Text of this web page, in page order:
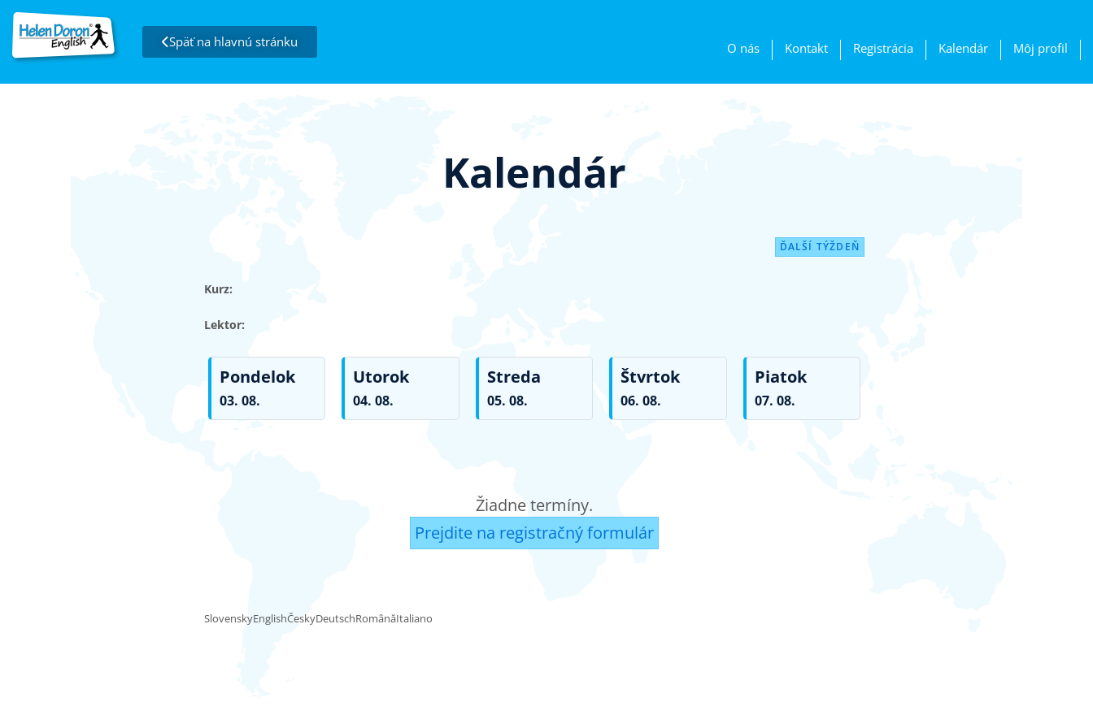
Späť na hlavnú stránku O nás Kontakt Registrácia Kalendár Môj profil
Kalendár
ĎALŠÍ TÝŽDEŇ
Kurz:
Lektor:
Pondelok
03. 08.
Utorok
04. 08.
Streda
05. 08.
Štvrtok
06. 08.
Piatok
07. 08.
Žiadne termíny.
Prejdite na registračný formulár
SlovenskyEnglishČeskyDeutschRomânăItaliano